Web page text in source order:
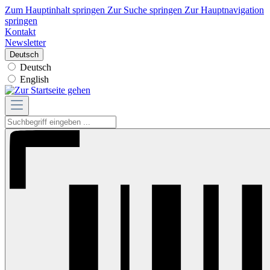
Zum Hauptinhalt springen Zur Suche springen Zur Hauptnavigation
springen
Kontakt
Newsletter
Deutsch
Deutsch
English